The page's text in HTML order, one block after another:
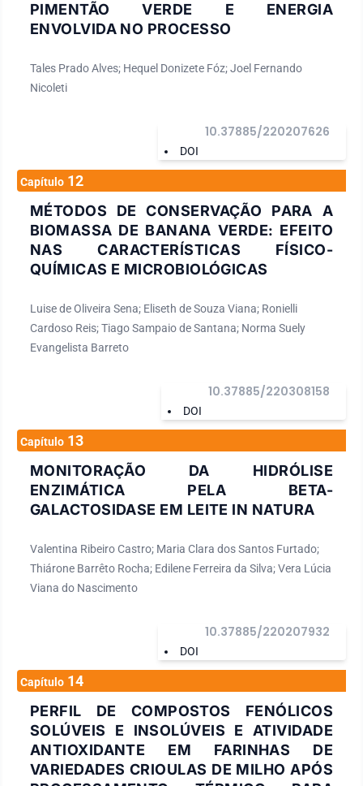
PIMENTÃO VERDE E ENERGIA
ENVOLVIDA NO PROCESSO
Tales Prado Alves; Hequel Donizete Fóz; Joel Fernando
Nicoleti
DOI
10.37885/220207626
Capítulo 12
MÉTODOS DE CONSERVAÇÃO PARA A
BIOMASSA DE BANANA VERDE: EFEITO
NAS CARACTERÍSTICAS FÍSICO-
QUÍMICAS E MICROBIOLÓGICAS
Luise de Oliveira Sena; Eliseth de Souza Viana; Ronielli
Cardoso Reis; Tiago Sampaio de Santana; Norma Suely
Evangelista Barreto
DOI
10.37885/220308158
Capítulo 13
MONITORAÇÃO DA HIDRÓLISE
ENZIMÁTICA PELA BETA-
GALACTOSIDASE EM LEITE IN NATURA
Valentina Ribeiro Castro; Maria Clara dos Santos Furtado;
Thiárone Barrêto Rocha; Edilene Ferreira da Silva; Vera Lúcia
Viana do Nascimento
DOI
10.37885/220207932
Capítulo 14
PERFIL DE COMPOSTOS FENÓLICOS
SOLÚVEIS E INSOLÚVEIS E ATIVIDADE
ANTIOXIDANTE EM FARINHAS DE
VARIEDADES CRIOULAS DE MILHO APÓS